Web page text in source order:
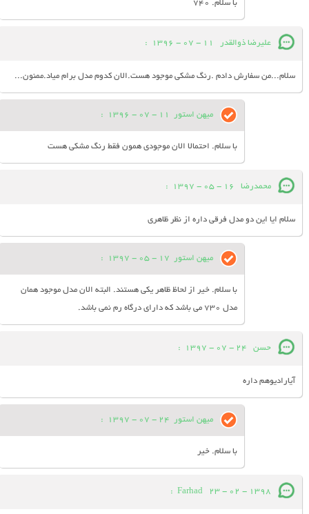
با سلام. 740
علیرضا ذوالقدر 11 - 07 - 1396
:
سلام...من سفارش دادم .رنگ مشکی موجود هست.الان کدوم مدل برام میاد.ممنون...
میهن استور 11 - 07 - 1396
:
با سلام. احتمالا الان موجودی همون فقط رنگ مشکی هست
محمدرضا 16 - 05 - 1397
:
سلام ایا این دو مدل فرقی داره از نظر ظاهری
میهن استور 17 - 05 - 1397
:
با سلام. خیر از لحاظ ظاهر یکی هستند. البته الان مدل موجود همان
مدل 730 می باشد که دارای درگاه رم نمی باشد.
حسن 24 - 07 - 1397
:
آیارادیوهم داره
میهن استور 24 - 07 - 1397
:
با سلام. خیر
Farhad 23 - 02 - 1398
: